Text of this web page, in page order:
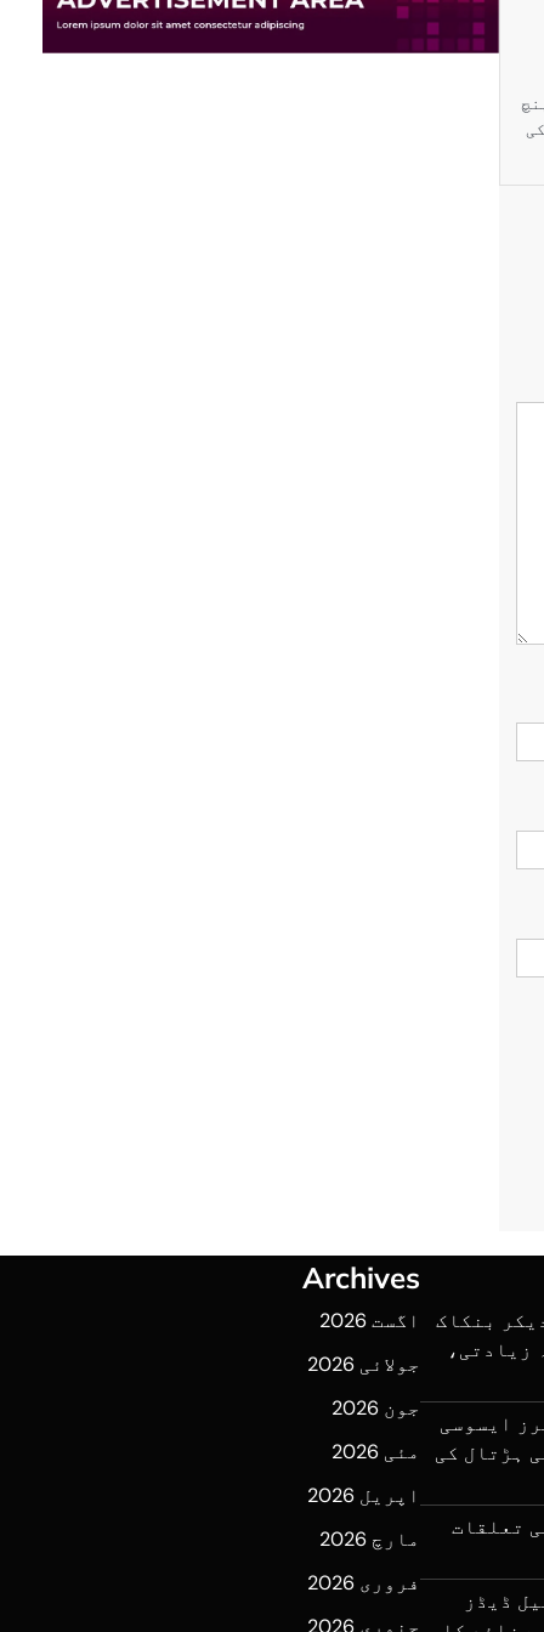
بنکاک
زیادتی،
ایسوسی
ہڑتال کی
تعلقات
ڈیڈز
Archives
اگست 2026
جولائی 2026
جون 2026
مئی 2026
اپریل 2026
مارچ 2026
فروری 2026
جنوری 2026